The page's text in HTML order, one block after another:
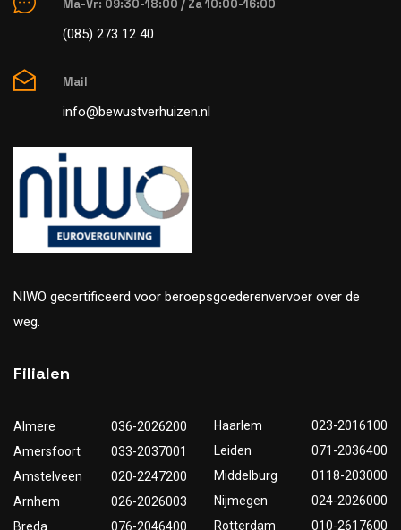
Ma-Vr: 09:30-18:00 / Za 10:00-16:00
(085) 273 12 40
Mail
info@bewustverhuizen.nl
NIWO gecertificeerd voor beroepsgoederenvervoer over de
weg.
Filialen
Almere
036-2026200
Amersfoort
033-2037001
Amstelveen
020-2247200
Arnhem
026-2026003
Breda
076-2046400
Haarlem
023-2016100
Leiden
071-2036400
Middelburg
0118-203000
Nijmegen
024-2026000
Rotterdam
010-2617600